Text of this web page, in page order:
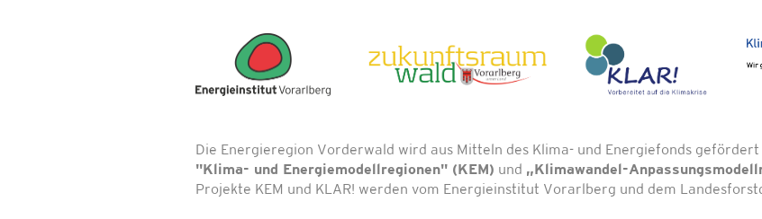
Die Energieregion Vorderwald wird aus Mitteln des Klima- und Energiefonds
"Klima- und Energiemodellregionen" (KEM) und „Klimawandel-
Projekte KEM und KLAR! werden vom Energieinstitut Vorarlberg und dem